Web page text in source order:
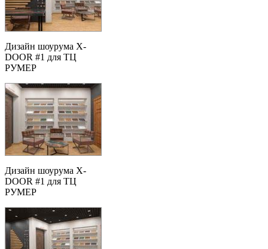
Дизайн шоурума X-
DOOR #1 для ТЦ
РУМЕР
Дизайн шоурума X-
DOOR #1 для ТЦ
РУМЕР